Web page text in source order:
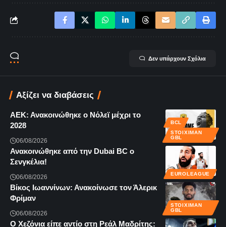
Δεν υπάρχουν Σχόλια
Αξίζει να διαβάσεις
BCL
STOIXIMAN
GBL
ΑΕΚ: Ανακοινώθηκε ο Νόλεϊ μέχρι το
2028
06/08/2026
EUROLEAGUE
Ανακοινώθηκε από την Dubai BC ο
Σενγκέλια!
06/08/2026
STOIXIMAN
GBL
Βίκος Ιωαννίνων: Ανακοίνωσε τον Άλερικ
Φρίμαν
06/08/2026
Ο Χεζόνια είπε αντίο στη Ρεάλ Μαδρίτης: